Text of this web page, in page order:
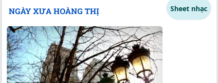
NGÀY XƯA HOÀNG THỊ Sheet nhạc